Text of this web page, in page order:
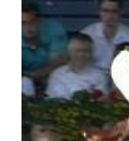
POWER -
HERO -LEJAUNE
BREEN 9 JALLA
NOVEL -
CLUB LADY -